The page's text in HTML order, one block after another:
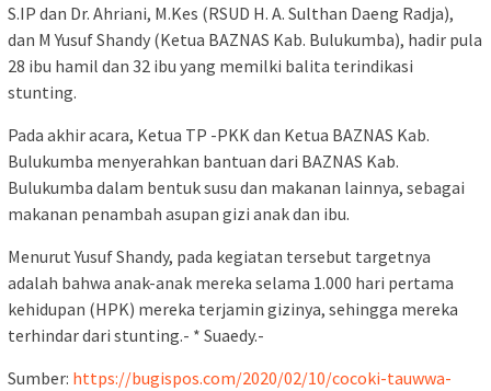
S.IP dan Dr. Ahriani, M.Kes (RSUD H. A. Sulthan Daeng Radja),
dan M Yusuf Shandy (Ketua BAZNAS Kab. Bulukumba), hadir pula
28 ibu hamil dan 32 ibu yang memilki balita terindikasi
stunting.
Pada akhir acara, Ketua TP -PKK dan Ketua BAZNAS Kab.
Bulukumba menyerahkan bantuan dari BAZNAS Kab.
Bulukumba dalam bentuk susu dan makanan lainnya, sebagai
makanan penambah asupan gizi anak dan ibu.
Menurut Yusuf Shandy, pada kegiatan tersebut targetnya
adalah bahwa anak-anak mereka selama 1.000 hari pertama
kehidupan (HPK) mereka terjamin gizinya, sehingga mereka
terhindar dari stunting.- * Suaedy.-
Sumber: https://bugispos.com/2020/02/10/cocoki-tauwwa-